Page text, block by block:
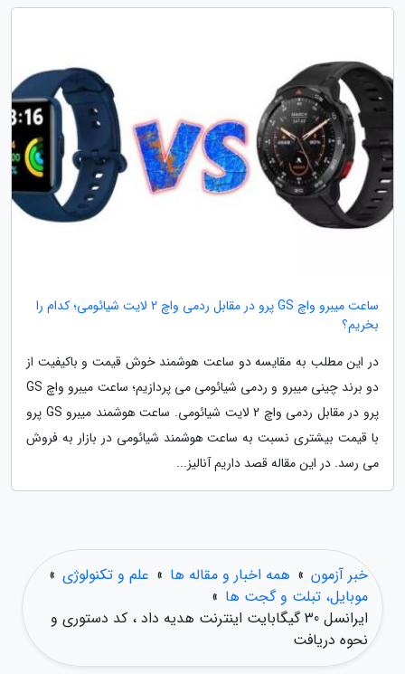
ساعت میبرو واچ GS پرو در مقابل ردمی واچ 2 لایت شیائومی؛ کدام را
بخریم؟
در این مطلب به مقایسه دو ساعت هوشمند خوش قیمت و باکیفیت از
دو برند چینی میبرو و ردمی شیائومی می پردازیم؛ ساعت میبرو واچ GS
پرو در مقابل ردمی واچ 2 لایت شیائومی. ساعت هوشمند میبرو GS پرو
با قیمت بیشتری نسبت به ساعت هوشمند شیائومی در بازار به فروش
می رسد. در این مقاله قصد داریم آنالیز...
خبر آزمون » همه اخبار و مقاله ها » علم و تکنولوژی »
موبایل، تبلت و گجت ها »
ایرانسل 30 گیگابایت اینترنت هدیه داد ، کد دستوری و
نحوه دریافت